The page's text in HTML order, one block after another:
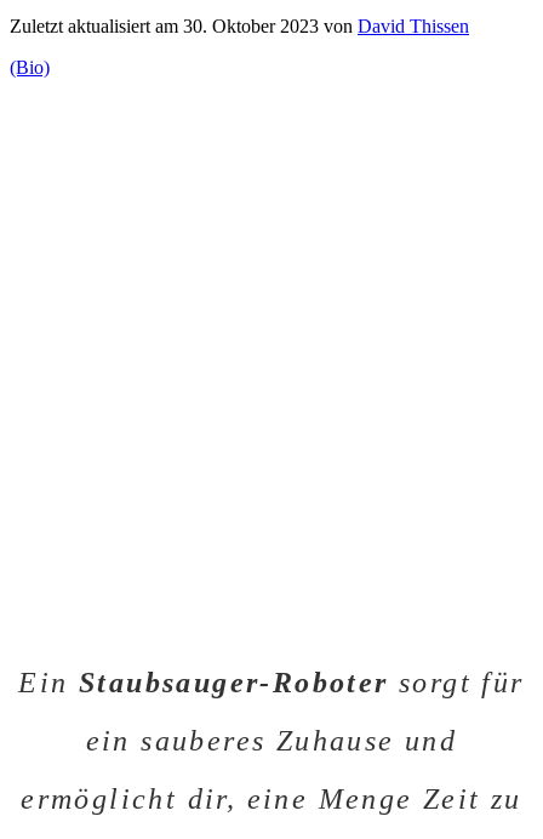
Zuletzt aktualisiert am 30. Oktober 2023 von David Thissen
(Bio)
Ein Staubsauger-Roboter sorgt für
ein sauberes Zuhause und
ermöglicht dir, eine Menge Zeit zu